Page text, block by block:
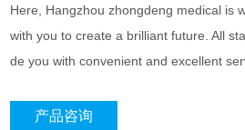
Here, Hangzhou zhongdeng medical is
with you to create a brilliant future. All
de you with convenient and excellent
产品咨询